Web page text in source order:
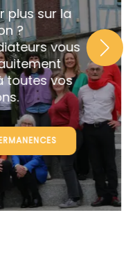
plus sur la
?
vous
vos